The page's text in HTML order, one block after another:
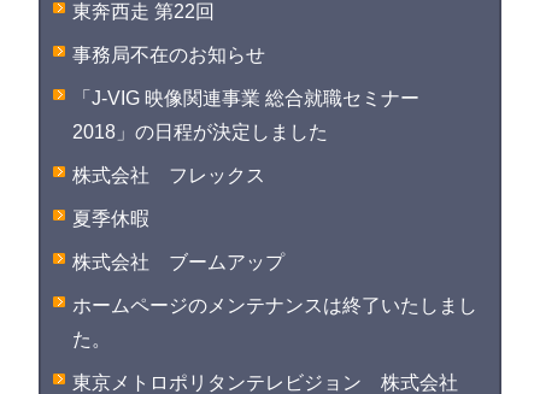
東奔西走 第22回
事務局不在のお知らせ
「J-VIG 映像関連事業 総合就職セミナー
2018」の日程が決定しました
株式会社 フレックス
夏季休暇
株式会社 ブームアップ
ホームページのメンテナンスは終了いたしまし
た。
東京メトロポリタンテレビジョン 株式会社